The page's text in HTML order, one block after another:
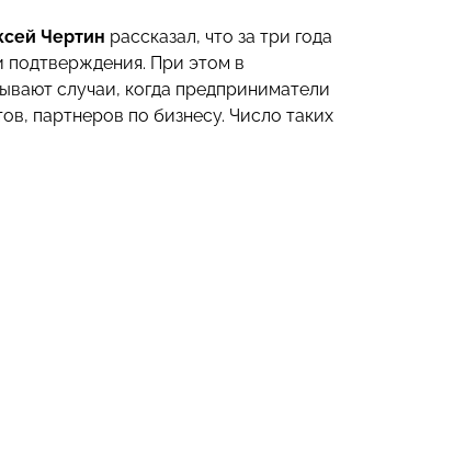
Чертин рассказал, что за три года
При этом в
случаи, когда предприниматели
партнеров по бизнесу. Число таких